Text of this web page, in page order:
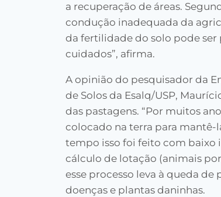
a recuperação de áreas.
condução inadequada da
da fertilidade do solo pode ser
cuidados”, afirma.
A opinião do pesquisador da
de Solos da Esalq/USP,
das pastagens. “Por muitos
colocado na terra para
tempo isso foi feito com baixo
cálculo de lotação (animais
esse processo leva à queda
doenças e plantas daninhas.